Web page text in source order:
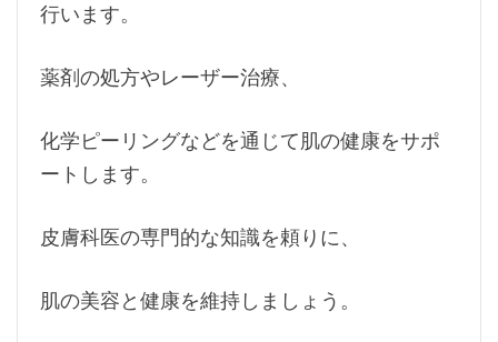
行います。
薬剤の処方やレーザー治療、
化学ピーリングなどを通じて肌の健康をサポ
ートします。
皮膚科医の専門的な知識を頼りに、
肌の美容と健康を維持しましょう。